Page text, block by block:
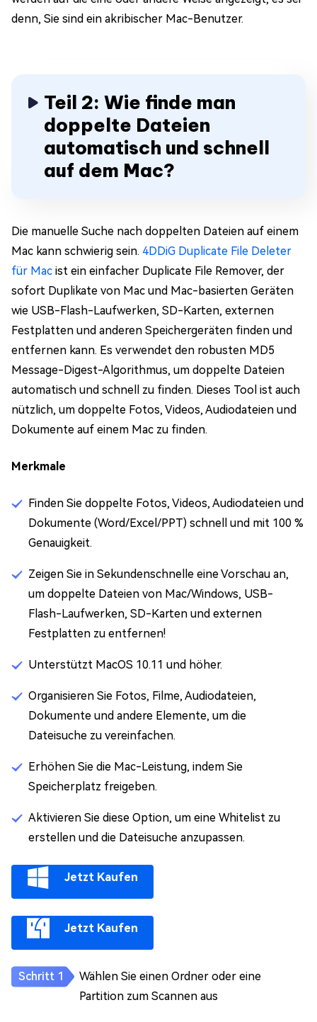
denn, Sie sind ein akribischer Mac-Benutzer.
Teil 2: Wie finde man
doppelte Dateien
automatisch und schnell
auf dem Mac?
Die manuelle Suche nach doppelten Dateien auf einem
Mac kann schwierig sein. 4DDiG Duplicate File Deleter
für Mac ist ein einfacher Duplicate File Remover, der
sofort Duplikate von Mac und Mac-basierten Geräten
wie USB-Flash-Laufwerken, SD-Karten, externen
Festplatten und anderen Speichergeräten finden und
entfernen kann. Es verwendet den robusten MD5
Message-Digest-Algorithmus, um doppelte Dateien
automatisch und schnell zu finden. Dieses Tool ist auch
nützlich, um doppelte Fotos, Videos, Audiodateien und
Dokumente auf einem Mac zu finden.
Merkmale
Finden Sie doppelte Fotos, Videos, Audiodateien und
Dokumente (Word/Excel/PPT) schnell und mit 100 %
Genauigkeit.
Zeigen Sie in Sekundenschnelle eine Vorschau an,
um doppelte Dateien von Mac/Windows, USB-
Flash-Laufwerken, SD-Karten und externen
Festplatten zu entfernen!
Unterstützt MacOS 10.11 und höher.
Organisieren Sie Fotos, Filme, Audiodateien,
Dokumente und andere Elemente, um die
Dateisuche zu vereinfachen.
Erhöhen Sie die Mac-Leistung, indem Sie
Speicherplatz freigeben.
Aktivieren Sie diese Option, um eine Whitelist zu
erstellen und die Dateisuche anzupassen.
Jetzt Kaufen
Jetzt Kaufen
Wählen Sie einen Ordner oder eine
Partition zum Scannen aus